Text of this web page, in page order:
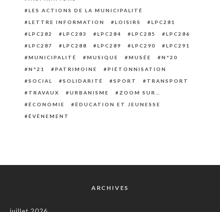
LES ACTIONS DE LA MUNICIPALITÉ
LETTRE INFORMATION
LOISIRS
LPC281
LPC282
LPC283 LPC284 LPC285
LPC286
LPC287
LPC288 LPC289 LPC290
LPC291
MUNICIPALITÉ
MUSIQUE MUSÉE
N°20
N°21
PATRIMOINE
PIÉTONNISATION
SOCIAL
SOLIDARITÉ SPORT
TRANSPORT
TRAVAUX
URBANISME
ZOOM SUR…
ÉCONOMIE
ÉDUCATION ET JEUNESSE
ÉVÈNEMENT
ARCHIVES